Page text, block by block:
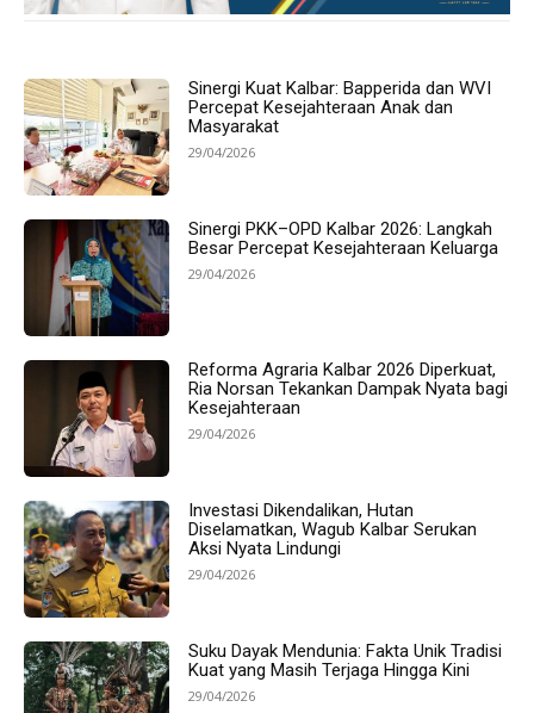
Sinergi Kuat Kalbar: Bapperida dan WVI
Percepat Kesejahteraan Anak dan
Masyarakat
29/04/2026
Sinergi PKK–OPD Kalbar 2026: Langkah
Besar Percepat Kesejahteraan Keluarga
29/04/2026
Reforma Agraria Kalbar 2026 Diperkuat,
Ria Norsan Tekankan Dampak Nyata bagi
Kesejahteraan
29/04/2026
Investasi Dikendalikan, Hutan
Diselamatkan, Wagub Kalbar Serukan
Aksi Nyata Lindungi
29/04/2026
Suku Dayak Mendunia: Fakta Unik Tradisi
Kuat yang Masih Terjaga Hingga Kini
29/04/2026